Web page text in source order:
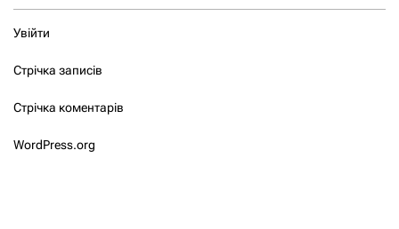
Увійти
Стрічка записів
Стрічка коментарів
WordPress.org